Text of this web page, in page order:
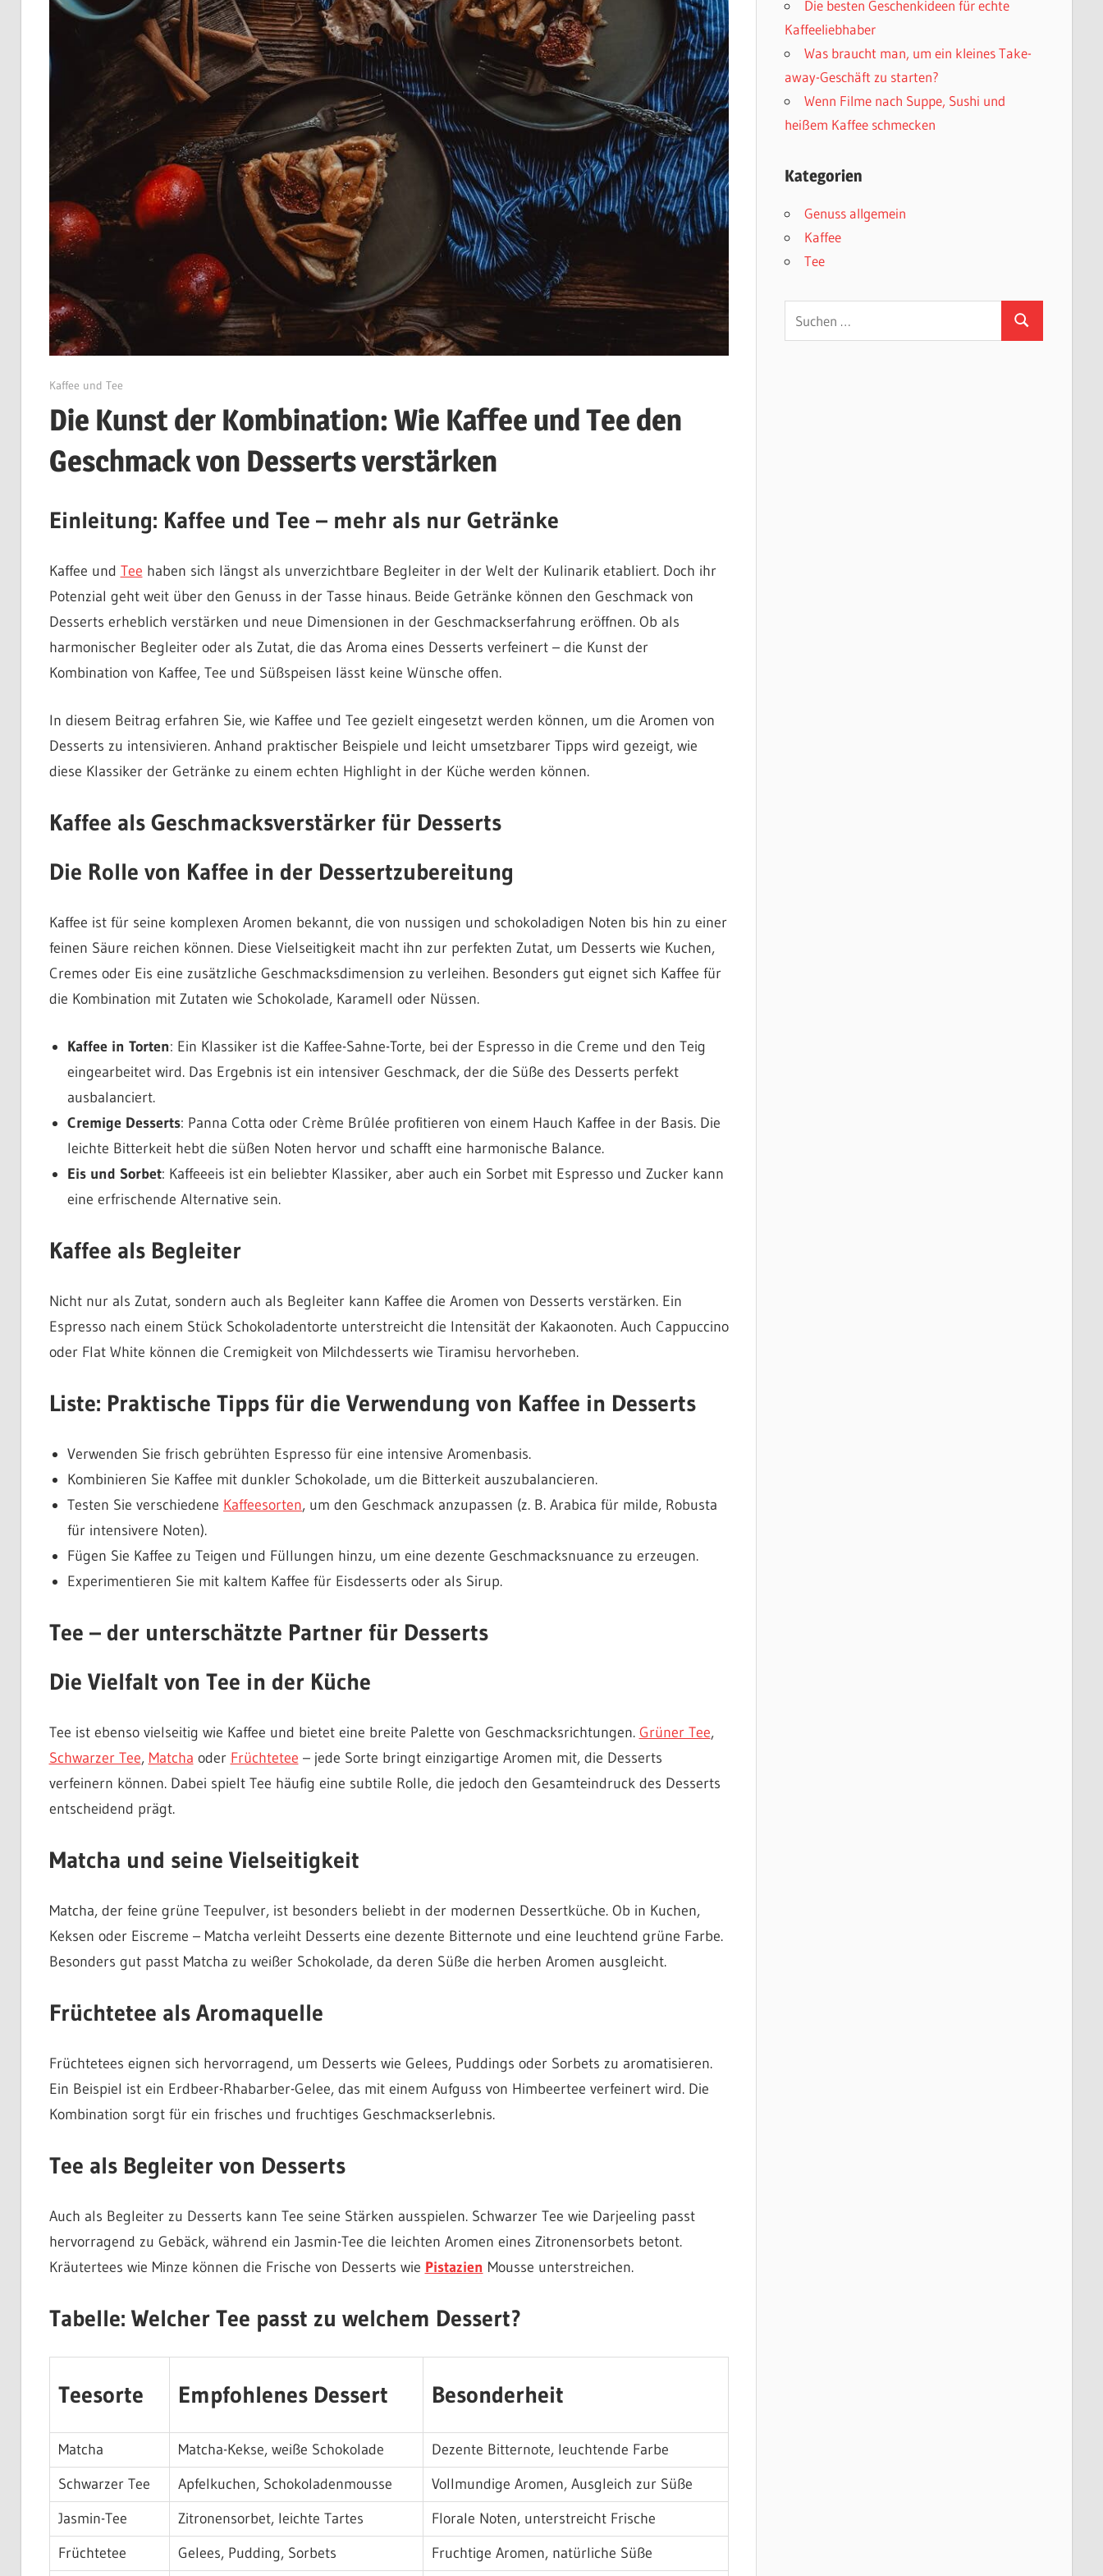
Dezember 17, 2024
Kaffee und Tee
Die Kunst der Kombination: Wie Kaffee und Tee den
Geschmack von Desserts verstärken
Einleitung: Kaffee und Tee – mehr als nur Getränke
Kaffee und Tee haben sich längst als unverzichtbare Begleiter in der Welt der Kulinarik etabliert. Doch ihr
Potenzial geht weit über den Genuss in der Tasse hinaus. Beide Getränke können den Geschmack von
Desserts erheblich verstärken und neue Dimensionen in der Geschmackserfahrung eröffnen. Ob als
harmonischer Begleiter oder als Zutat, die das Aroma eines Desserts verfeinert – die Kunst der
Kombination von Kaffee, Tee und Süßspeisen lässt keine Wünsche offen.
In diesem Beitrag erfahren Sie, wie Kaffee und Tee gezielt eingesetzt werden können, um die Aromen von
Desserts zu intensivieren. Anhand praktischer Beispiele und leicht umsetzbarer Tipps wird gezeigt, wie
diese Klassiker der Getränke zu einem echten Highlight in der Küche werden können.
Kaffee als Geschmacksverstärker für Desserts
Die Rolle von Kaffee in der Dessertzubereitung
Kaffee ist für seine komplexen Aromen bekannt, die von nussigen und schokoladigen Noten bis hin zu einer
feinen Säure reichen können. Diese Vielseitigkeit macht ihn zur perfekten Zutat, um Desserts wie Kuchen,
Cremes oder Eis eine zusätzliche Geschmacksdimension zu verleihen. Besonders gut eignet sich Kaffee für
die Kombination mit Zutaten wie Schokolade, Karamell oder Nüssen.
Kaffee in Torten: Ein Klassiker ist die Kaffee-Sahne-Torte, bei der Espresso in die Creme und den Teig
eingearbeitet wird. Das Ergebnis ist ein intensiver Geschmack, der die Süße des Desserts perfekt
ausbalanciert.
Cremige Desserts: Panna Cotta oder Crème Brûlée profitieren von einem Hauch Kaffee in der Basis. Die
leichte Bitterkeit hebt die süßen Noten hervor und schafft eine harmonische Balance.
Eis und Sorbet: Kaffeeeis ist ein beliebter Klassiker, aber auch ein Sorbet mit Espresso und Zucker kann
eine erfrischende Alternative sein.
Kaffee als Begleiter
Nicht nur als Zutat, sondern auch als Begleiter kann Kaffee die Aromen von Desserts verstärken. Ein
Espresso nach einem Stück Schokoladentorte unterstreicht die Intensität der Kakaonoten. Auch Cappuccino
oder Flat White können die Cremigkeit von Milchdesserts wie Tiramisu hervorheben.
Liste: Praktische Tipps für die Verwendung von Kaffee in Desserts
Verwenden Sie frisch gebrühten Espresso für eine intensive Aromenbasis.
Kombinieren Sie Kaffee mit dunkler Schokolade, um die Bitterkeit auszubalancieren.
Testen Sie verschiedene Kaffeesorten, um den Geschmack anzupassen (z. B. Arabica für milde, Robusta
für intensivere Noten).
Fügen Sie Kaffee zu Teigen und Füllungen hinzu, um eine dezente Geschmacksnuance zu erzeugen.
Experimentieren Sie mit kaltem Kaffee für Eisdesserts oder als Sirup.
Tee – der unterschätzte Partner für Desserts
Die Vielfalt von Tee in der Küche
Tee ist ebenso vielseitig wie Kaffee und bietet eine breite Palette von Geschmacksrichtungen. Grüner Tee,
Schwarzer Tee, Matcha oder Früchtetee – jede Sorte bringt einzigartige Aromen mit, die Desserts
verfeinern können. Dabei spielt Tee häufig eine subtile Rolle, die jedoch den Gesamteindruck des Desserts
entscheidend prägt.
Matcha und seine Vielseitigkeit
Matcha, der feine grüne Teepulver, ist besonders beliebt in der modernen Dessertküche. Ob in Kuchen,
Keksen oder Eiscreme – Matcha verleiht Desserts eine dezente Bitternote und eine leuchtend grüne Farbe.
Besonders gut passt Matcha zu weißer Schokolade, da deren Süße die herben Aromen ausgleicht.
Früchtetee als Aromaquelle
Früchtetees eignen sich hervorragend, um Desserts wie Gelees, Puddings oder Sorbets zu aromatisieren.
Ein Beispiel ist ein Erdbeer-Rhabarber-Gelee, das mit einem Aufguss von Himbeertee verfeinert wird. Die
Kombination sorgt für ein frisches und fruchtiges Geschmackserlebnis.
Tee als Begleiter von Desserts
Auch als Begleiter zu Desserts kann Tee seine Stärken ausspielen. Schwarzer Tee wie Darjeeling passt
hervorragend zu Gebäck, während ein Jasmin-Tee die leichten Aromen eines Zitronensorbets betont.
Kräutertees wie Minze können die Frische von Desserts wie Pistazien Mousse unterstreichen.
Tabelle: Welcher Tee passt zu welchem Dessert?
Teesorte Empfohlenes Dessert Besonderheit
Matcha Matcha-Kekse, weiße Schokolade
Dezente Bitternote, leuchtende Farbe
Schwarzer Tee
Apfelkuchen, Schokoladenmousse
Vollmundige Aromen, Ausgleich zur Süße
Jasmin-Tee
Zitronensorbet, leichte Tartes
Florale Noten, unterstreicht Frische
Früchtetee
Gelees, Pudding, Sorbets Fruchtige Aromen, natürliche Süße
Die besten Geschenkideen für echte
Kaffeeliebhaber
Was braucht man, um ein kleines Take-
away-Geschäft zu starten?
Wenn Filme nach Suppe, Sushi und
heißem Kaffee schmecken
Kategorien
Genuss allgemein
Kaffee
Tee
Suchen